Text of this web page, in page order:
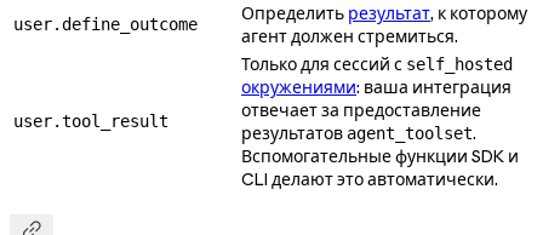
user.define_outcome Определить результат, к которому
агент должен стремиться.
user.tool_result
Только для сессий с self_hosted
окружениями: ваша интеграция
отвечает за предоставление
результатов agent_toolset.
Вспомогательные функции SDK и
CLI делают это автоматически.